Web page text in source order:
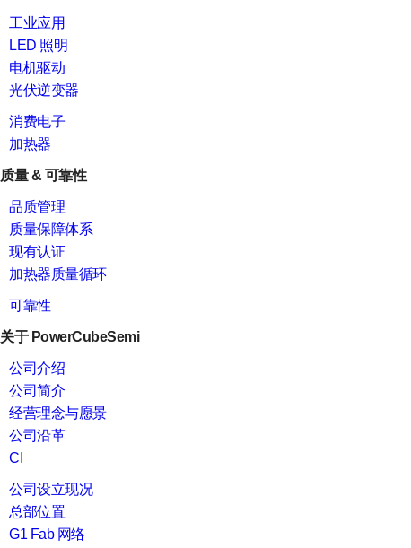
工业应用
LED 照明
电机驱动
光伏逆变器
消费电子
加热器
质量 & 可靠性
品质管理
质量保障体系
现有认证
加热器质量循环
可靠性
关于 PowerCubeSemi
公司介绍
公司简介
经营理念与愿景
公司沿革
CI
公司设立现况
总部位置
G1 Fab 网络